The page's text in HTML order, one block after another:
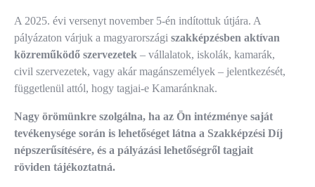
A 2025. évi versenyt november 5-én indítottuk útjára. A
pályázaton várjuk a magyarországi szakképzésben aktívan
közreműködő szervezetek – vállalatok, iskolák, kamarák,
civil szervezetek, vagy akár magánszemélyek – jelentkezését,
függetlenül attól, hogy tagjai-e Kamaránknak.
Nagy örömünkre szolgálna, ha az Ön intézménye saját
tevékenysége során is lehetőséget látna a Szakképzési Díj
népszerűsítésére, és a pályázási lehetőségről tagjait
röviden tájékoztatná.